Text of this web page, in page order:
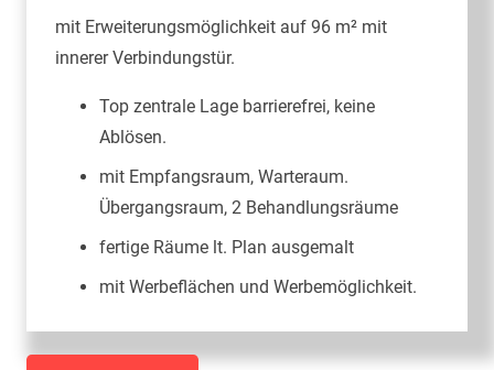
mit Erweiterungsmöglichkeit auf 96 m² mit
innerer Verbindungstür.
Top zentrale Lage barrierefrei, keine
Ablösen.
mit Empfangsraum, Warteraum.
Übergangsraum, 2 Behandlungsräume
fertige Räume lt. Plan ausgemalt
mit Werbeflächen und Werbemöglichkeit.